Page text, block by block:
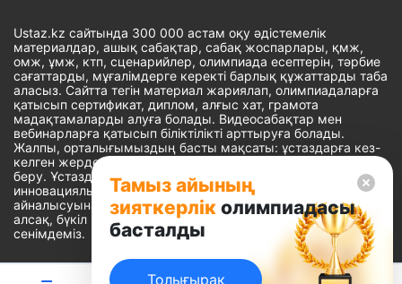
Тамыз айының
зияткерлік олимпиадасы
басталды
Толығырақ
Ustaz.kz сайтында 300 000 астам оқу әдістемелік
материалдар, ашық сабақтар, сабақ жоспарлары, қмж,
омж, ұмж, ктп, сценарийлер, олимпиада есептерін, тәрбие
сағаттарды, мұғалімдерге керекті барлық құжаттарды таба
аласыз. Сайтта тегін материал жариялап, олимпиадаларға
қатысып сертификат, диплом, алғыс хат, грамота
мадақтамаларды алуға болады. Видеосабақтар мен
вебинарларға қатысып біліктілікті арттыруға болады.
Жалпы, орталығымыздың басты мақсаты: ұстаздарға кез-
келген жерде, кез-келген уақытта білім алуына мүмкіндік
беру. Ұстаздардың барлық өзекті мәселелеріне
инновациялық шешім тауып, шығармашылық жұмыспен
айналысуына уақыт сыйлау. «Ұстаздарға сапалы білім бере
алсақ, бүкіл Қазақ еліне білім бере аламыз» - деген
сенімдеміз.